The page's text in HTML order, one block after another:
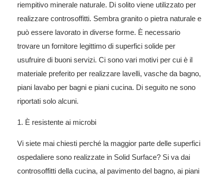
riempitivo minerale naturale. Di solito viene utilizzato per
realizzare controsoffitti. Sembra granito o pietra naturale e
può essere lavorato in diverse forme. È necessario
trovare un fornitore legittimo di superfici solide per
usufruire di buoni servizi. Ci sono vari motivi per cui è il
materiale preferito per realizzare lavelli, vasche da bagno,
piani lavabo per bagni e piani cucina. Di seguito ne sono
riportati solo alcuni.
1. È resistente ai microbi
Vi siete mai chiesti perché la maggior parte delle superfici
ospedaliere sono realizzate in Solid Surface? Si va dai
controsoffitti della cucina, al pavimento del bagno, ai piani